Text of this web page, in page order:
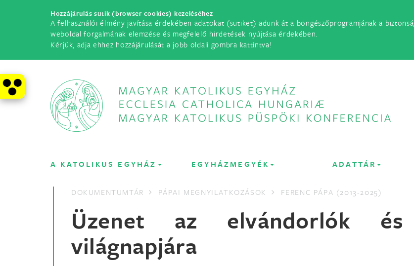
Hozzájárulás sütik (browser cookies) kezeléséhez
A felhasználói élmény javítása érdekében adatokat (sütiket) adunk át a böngészőprogramjának a
weboldal forgalmának elemzése és megfelelő hirdetések nyújtása érdekében.
Kérjük, adja ehhez hozzájárulását a jobb oldali gombra kattintva!
A KATOLIKUS EGYHÁZ EGYHÁZMEGYÉK ADATTÁR
DOKUMENTUMTÁR PÁPAI MEGNYILATKOZÁSOK FERENC PÁPA (2013-2025)
Üzenet az elvándorlók és
világnapjára